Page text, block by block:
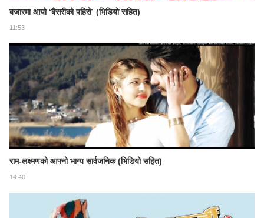
बजारमा आयो ‘बैसरीको पहिरो’ (भिडियो सहित)
11:53
राम-लक्ष्मणको आफ्नो भाग्य सार्वजनिक (भिडियो सहित)
14:40